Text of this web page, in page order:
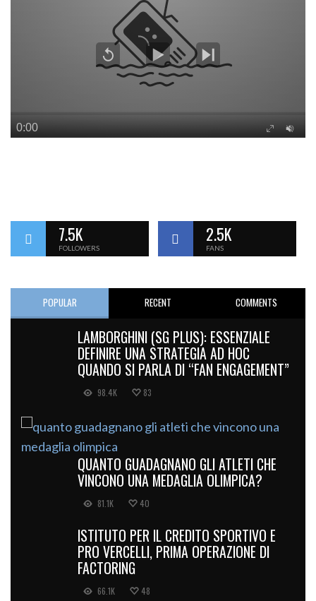
7.5K
FOLLOWERS
2.5K
FANS
POPULAR RECENT COMMENTS
LAMBORGHINI (SG PLUS): ESSENZIALE
DEFINIRE UNA STRATEGIA AD HOC
QUANDO SI PARLA DI “FAN ENGAGEMENT”
98.4K 83
QUANTO GUADAGNANO GLI ATLETI CHE
VINCONO UNA MEDAGLIA OLIMPICA?
81.1K 40
ISTITUTO PER IL CREDITO SPORTIVO E
PRO VERCELLI, PRIMA OPERAZIONE DI
FACTORING
66.1K 48